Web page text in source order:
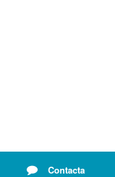
Contacta